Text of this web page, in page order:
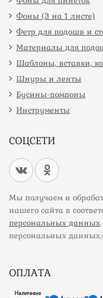
Фоны (3 на 1 листе)
Фетр для подошв и
Материалы для
Шаблоны, вставки,
Шнуры и ленты
Бусины-помпоны
Инструменты
СОЦСЕТИ
Мы получаем и
нашего сайта в
персональных данных
персональных
ОПЛАТА